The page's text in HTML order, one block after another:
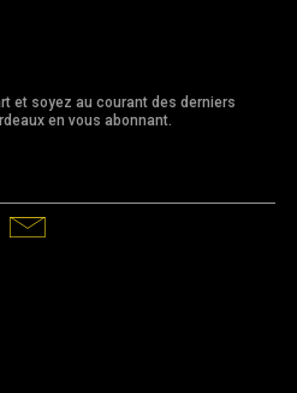
et soyez au courant des derniers
en vous abonnant.